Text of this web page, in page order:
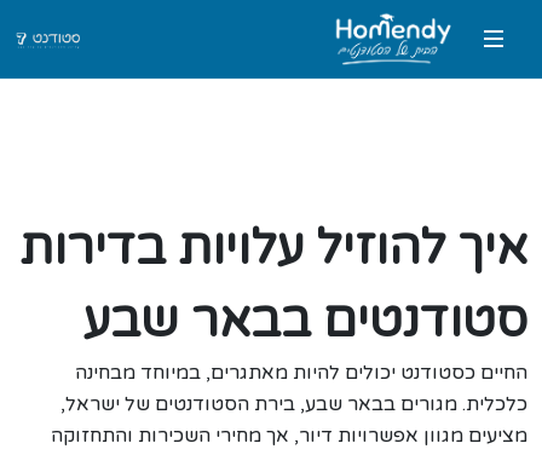
איך להוזיל עלויות בדירות
סטודנטים בבאר שבע
החיים כסטודנט יכולים להיות מאתגרים, במיוחד מבחינה
כלכלית. מגורים בבאר שבע, בירת הסטודנטים של ישראל,
מציעים מגוון אפשרויות דיור, אך מחירי השכירות והתחזוקה